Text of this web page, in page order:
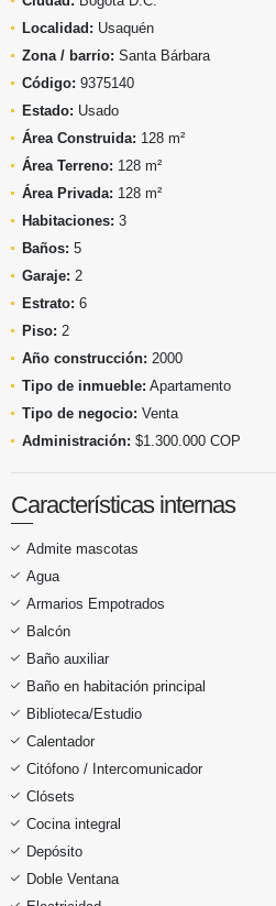
Localidad: Usaquén
Zona / barrio: Santa Bárbara
Código: 9375140
Estado: Usado
Área Construida: 128 m²
Área Terreno: 128 m²
Área Privada: 128 m²
Habitaciones: 3
Baños: 5
Garaje: 2
Estrato: 6
Piso: 2
Año construcción: 2000
Tipo de inmueble: Apartamento
Tipo de negocio: Venta
Administración: $1.300.000 COP
Características internas
Admite mascotas
Agua
Armarios Empotrados
Balcón
Baño auxiliar
Baño en habitación principal
Biblioteca/Estudio
Calentador
Citófono / Intercomunicador
Clósets
Cocina integral
Depósito
Doble Ventana